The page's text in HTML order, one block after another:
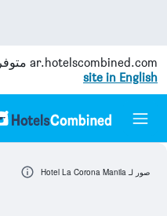
ar.hotelscombined.com
site in English
صور لـ Hotel La Corona Manila